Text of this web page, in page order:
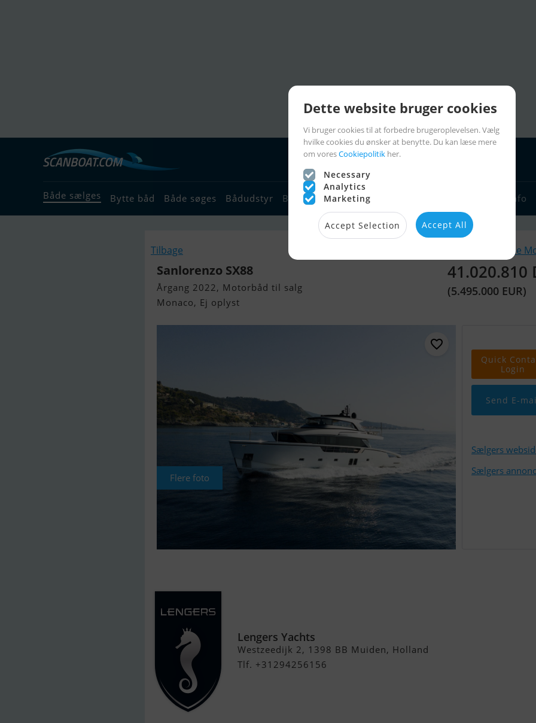
Både sælges Bytte båd Både søges Bådudstyr Bådforhandlere Sejlerlinks Sejlerinfo
Tilbage Lignende
Sanlorenzo SX88
Årgang 2022, Motorbåd til salg
Monaco, Ej oplyst
41.020.810
(5.495.000 EUR)
Flere foto
Quick
Login
Send E-
Sælgers
Sælgers
Lengers Yachts
Westzeedijk 2, 1398 BB Muiden, Holland
Tlf. +31294256156
Dette website bruger cookies
Vi bruger cookies til at forbedre brugeroplevelsen. Vælg
hvilke cookies du ønsker at benytte. Du kan læse mere
om voresCookiepolitik her.
Necessary
Analytics
Marketing
Accept Selection Accept All